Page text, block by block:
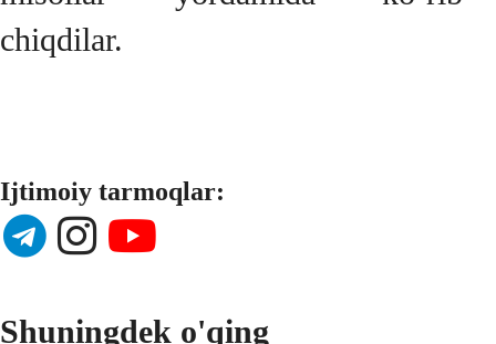
chiqdilar.
Ijtimoiy tarmoqlar:
Shuningdek o'qing